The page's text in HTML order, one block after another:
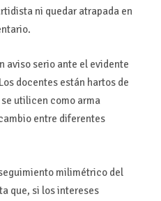
ni quedar atrapada en
aviso serio ante el evidente
docentes están hartos de
utilicen como arma
entre diferentes
milimétrico del
que, si los intereses